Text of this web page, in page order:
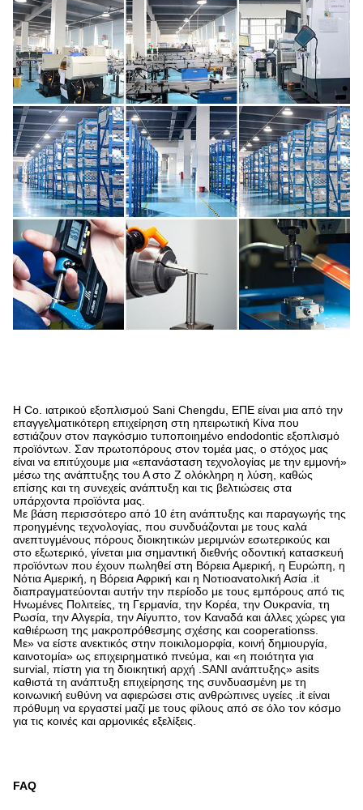
Η Co. ιατρικού εξοπλισμού Sani Chengdu, ΕΠΕ είναι μια από την
επαγγελματικότερη επιχείρηση στη ηπειρωτική Κίνα που
εστιάζουν στον παγκόσμιο τυποποιημένο endodontic εξοπλισμό
προϊόντων. Σαν πρωτοπόρους στον τομέα μας, ο στόχος μας
είναι να επιτύχουμε μια «επανάσταση τεχνολογίας με την εμμονή»
μέσω της ανάπτυξης του Α στο Ζ ολόκληρη η λύση, καθώς
επίσης και τη συνεχείς ανάπτυξη και τις βελτιώσεις στα
υπάρχοντα προϊόντα μας.
Με βάση περισσότερο από 10 έτη ανάπτυξης και παραγωγής της
προηγμένης τεχνολογίας, που συνδυάζονται με τους καλά
ανεπτυγμένους πόρους διοικητικών μεριμνών εσωτερικούς και
στο εξωτερικό, γίνεται μια σημαντική διεθνής οδοντική κατασκευή
προϊόντων που έχουν πωληθεί στη Βόρεια Αμερική, η Ευρώπη, η
Νότια Αμερική, η Βόρεια Αφρική και η Νοτιοανατολική Ασία .it
διαπραγματεύονται αυτήν την περίοδο με τους εμπόρους από τις
Ηνωμένες Πολιτείες, τη Γερμανία, την Κορέα, την Ουκρανία, τη
Ρωσία, την Αλγερία, την Αίγυπτο, τον Καναδά και άλλες χώρες για
καθιέρωση της μακροπρόθεσμης σχέσης και cooperationss.
Με» να είστε ανεκτικός στην ποικιλομορφία, κοινή δημιουργία,
καινοτομία» ως επιχειρηματικό πνεύμα, και «η ποιότητα για
survial, πίστη για τη διοικητική αρχή .SANI ανάπτυξης» asits
καθιστά τη ανάπτυξη επιχείρησης της συνδυασμένη με τη
κοινωνική ευθύνη να αφιερώσει στις ανθρώπινες υγείες .it είναι
πρόθυμη να εργαστεί μαζί με τους φίλους από σε όλο τον κόσμο
για τις κοινές και αρμονικές εξελίξεις.
FAQ